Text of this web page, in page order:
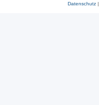
Datenschutz|